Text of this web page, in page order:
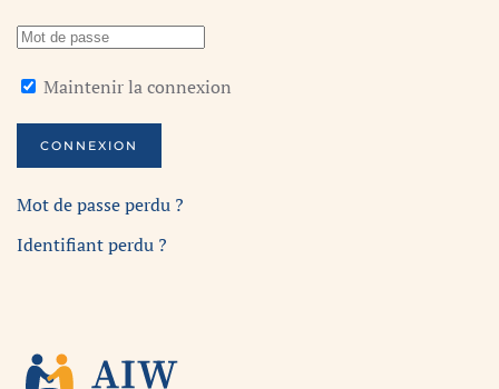
Maintenir la connexion
CONNEXION
Mot de passe perdu ?
Identifiant perdu ?